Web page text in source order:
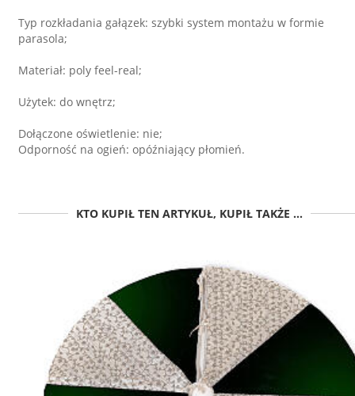
Typ rozkładania gałązek: szybki system montażu w formie
parasola;
Materiał: poly feel-real;
Użytek: do wnętrz;
Dołączone oświetlenie: nie;
Odporność na ogień: opóźniający płomień.
KTO KUPIŁ TEN ARTYKUŁ, KUPIŁ TAKŻE ...